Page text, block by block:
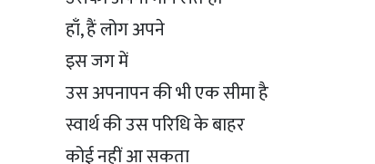
हाँ, हैं लोग अपने
इस जग में
उस अपनापन की भी एक सीमा है
स्वार्थ की उस परिधि के बाहर
कोई नहीं आ सकता